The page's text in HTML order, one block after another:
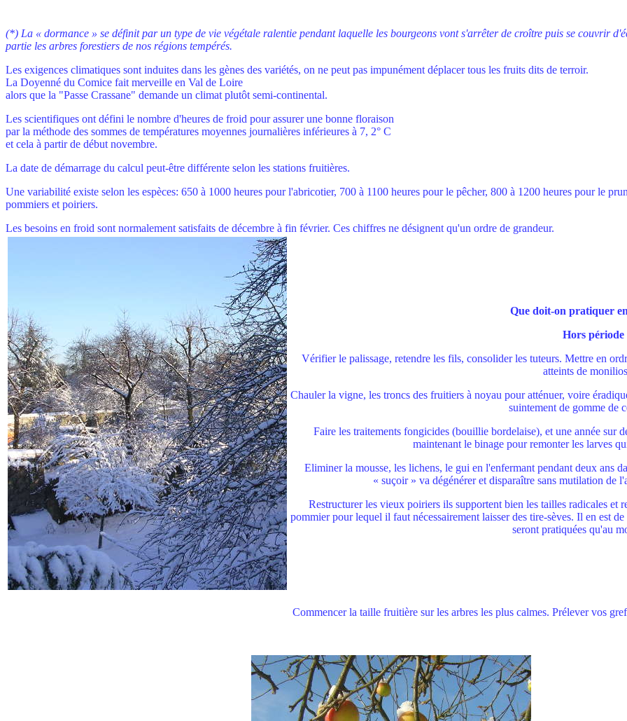
(*) La « dormance » se définit par un type de vie végétale ralentie pendant laquelle les bourgeons vont s'arrêter de croître puis se couvrir
partie les arbres forestiers de nos régions tempérés.
Les exigences climatiques sont induites dans les gènes des variétés, on ne peut pas impunément déplacer tous les fruits dits de terroir.
La Doyenné du Comice fait merveille en Val de Loire
alors que la "Passe Crassane" demande un climat plutôt semi-continental.
Les scientifiques ont défini le nombre d'heures de froid pour assurer une bonne floraison
par la méthode des sommes de températures moyennes journalières inférieures à 7, 2° C
et cela à partir de début novembre.
La date de démarrage du calcul peut-être différente selon les stations fruitières.
Une variabilité existe selon les espèces: 650 à 1000 heures pour l'abricotier, 700 à 1100 heures pour le pêcher, 800 à 1200 heures pour le
pommiers et poiriers.
Les besoins en froid sont normalement satisfaits de décembre à fin février. Ces chiffres ne désignent qu'un ordre de grandeur.
Que doit-on pratiquer
Hors période
Vérifier le palissage, retendre les fils, consolider les tuteurs. Mettre en
atteints de
Chauler la vigne, les troncs des fruitiers à noyau pour atténuer, voire
suintement de gomme de
Faire les traitements fongicides (bouillie bordelaise), et une année sur
maintenant le binage pour remonter les larves
Eliminer la mousse, les lichens, le gui en l'enfermant pendant deux ans
« suçoir » va dégénérer et disparaître sans mutilation de
Restructurer les vieux poiriers ils supportent bien les tailles radicales et
pommier pour lequel il faut nécessairement laisser des tire-sèves. Il en est
seront pratiquées qu'au
Commencer la taille fruitière sur les arbres les plus calmes. Prélever vos